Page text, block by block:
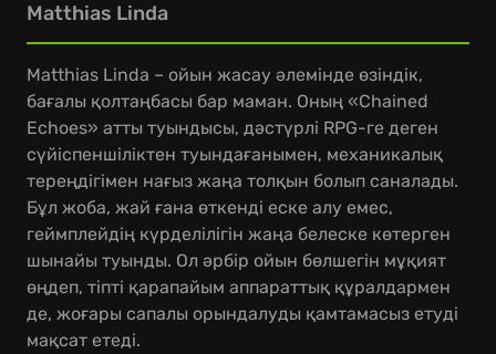
Matthias Linda
Matthias Linda – ойын жасау әлемінде өзіндік,
бағалы қолтаңбасы бар маман. Оның «Chained
Echoes» атты туындысы, дәстүрлі RPG-ге деген
сүйіспеншіліктен туындағанымен, механикалық
тереңдігімен нағыз жаңа толқын болып саналады.
Бұл жоба, жай ғана өткенді еске алу емес,
геймплейдің күрделілігін жаңа белеске көтерген
шынайы туынды. Ол әрбір ойын бөлшегін мұқият
өңдеп, тіпті қарапайым аппараттық құралдармен
де, жоғары сапалы орындалуды қамтамасыз етуді
мақсат етеді.